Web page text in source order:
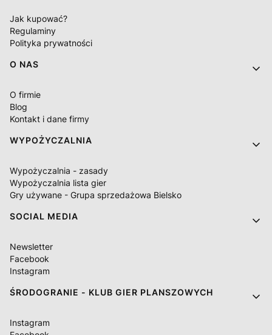
Jak kupować?
Regulaminy
Polityka prywatności
O NAS
O firmie
Blog
Kontakt i dane firmy
WYPOŻYCZALNIA
Wypożyczalnia - zasady
Wypożyczalnia lista gier
Gry używane - Grupa sprzedażowa Bielsko
SOCIAL MEDIA
Newsletter
Facebook
Instagram
ŚRODOGRANIE - KLUB GIER PLANSZOWYCH
Instagram